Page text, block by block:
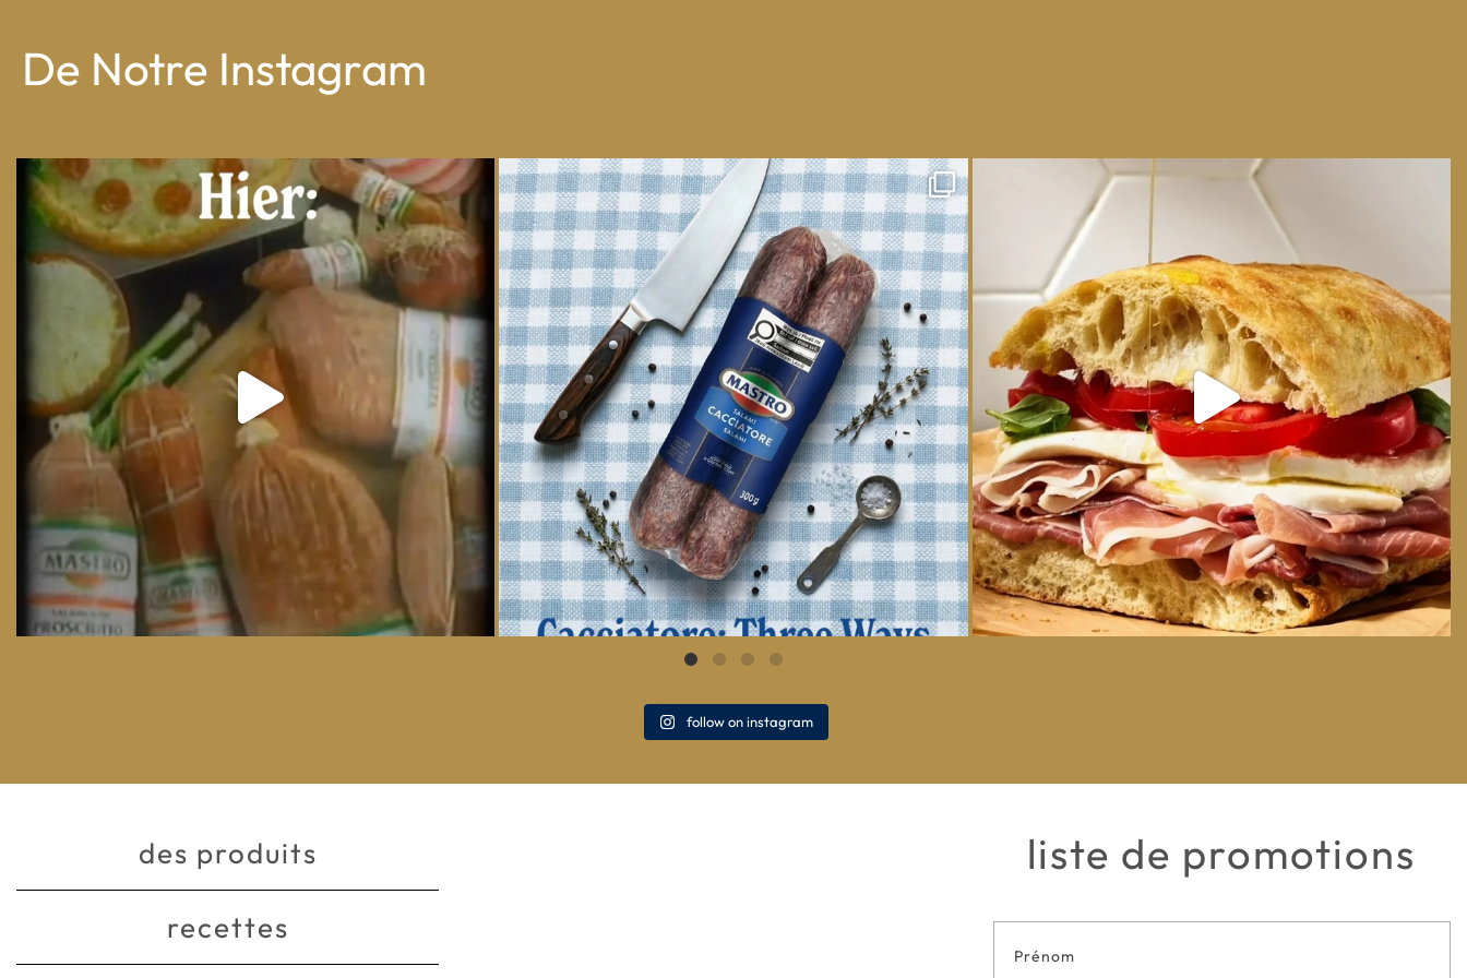
De Notre Instagram
From wood-paneled basements to candlelit condo...
8 0
One whole Mastro® Cacciatore Salami, so many
ways...
16 0
We can have Euro summer, right here at home
14 0
follow on instagram
des produits
recettes
liste de promotions